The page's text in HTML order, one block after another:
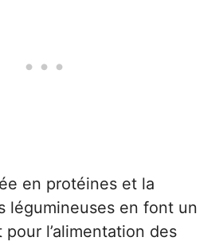
en protéines et la
légumineuses en font un
l’alimentation des